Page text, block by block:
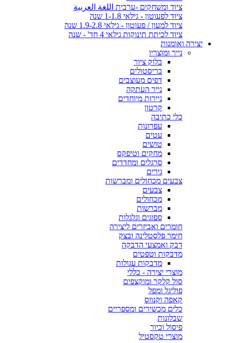
ציוד ומשחקים -ערבית اللغة العربية
ציוד לפעוטון - גילאי 1-1.8 שנה
ציוד למעון / פעוטון - גילאי 1.9-2.8 שנה
ציוד לכיתת תינוקות גילאי 4 חד' - שנה
יצירה ואומנות
נייר ומוצריו
בלוק ציור
בריסטולים
דפים מעוצבים
נייר העתקה
ניירות מיוחדים
קרטון
כלי כתיבה
עפרונות
עטים
טושים
מחקים וטיפקס
סרגלים ומחדדים
גירים
צבעים מכחולים ומברשות
צבעים
מכחולים
מברשות
ספוגים וגלגלות
חומרים ואביזרים ליצירה
חימר פלסטלינה ובצק
דבק ואמצעי הדבקה
מדבקות וטפטים
מדבקות עגולות
מוצרי יצירה - כללי
סול קלקר ומוקצפים
פוליגל ומפל
קאפה וקנווס
כלים מכשירים ומספריים
שבלונות
פיסול וכיור
מוצרי טקסטיל